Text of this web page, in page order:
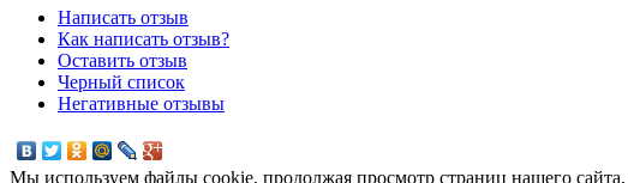
Написать отзыв
Как написать отзыв?
Оставить отзыв
Черный список
Негативные отзывы
Мы используем файлы cookie, продолжая просмотр страниц нашего